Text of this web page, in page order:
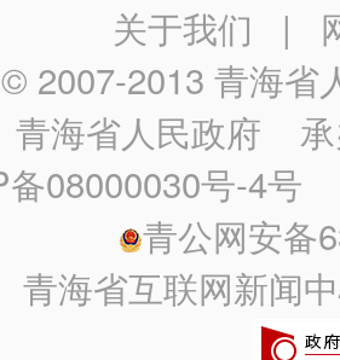
关于我们 |
2007-2013 青海省
青海省人民政府 承
08000030号-4号
青公网安备
青海省互联网新闻